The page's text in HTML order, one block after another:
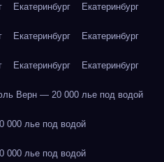
Екатеринбург Екатеринбург
Екатеринбург Екатеринбург
Екатеринбург Екатеринбург
Верн — 20 000 лье под водой
лье под водой
лье под водой